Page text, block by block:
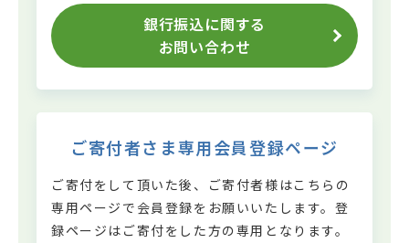
銀行振込に関する
お問い合わせ
ご寄付者さま専用会員登録ページ
ご寄付をして頂いた後、ご寄付者様はこちらの
専用ページで会員登録をお願いいたします。 登
録ページはご寄付をした方の専用となります。